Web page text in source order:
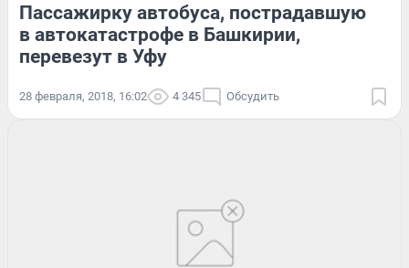
Пассажирку автобуса, пострадавшую
в автокатастрофе в Башкирии,
перевезут в Уфу
28 февраля, 2018, 16:02 4 345 Обсудить